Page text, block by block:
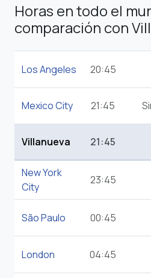
Horas en todo el
comparación con
Los Angeles 20:45
Mexico City 21:45
Villanueva 21:45
New York
City
23:45
São Paulo 00:45
London 04:45